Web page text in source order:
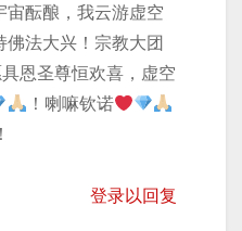
宙酝酿，我云游虚空
佛法大兴！宗教大团
恩圣尊恒欢喜，虚空
！喇嘛钦诺
登录以回复